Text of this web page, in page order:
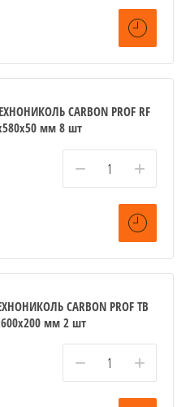
CARBON PROF RF
мм 8 шт
− +
CARBON PROF TB
мм 2 шт
− +